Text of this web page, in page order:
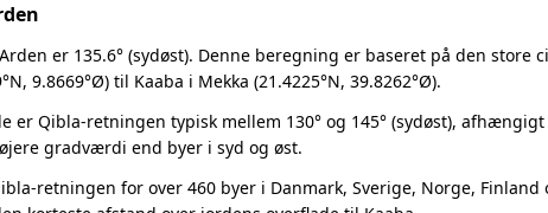
er 135.6° (sydøst). Denne beregning er baseret på den store
9.8669°Ø) til Kaaba i Mekka (21.4225°N, 39.8262°Ø).
er Qibla-retningen typisk mellem 130° og 145° (sydøst),
gradværdi end byer i syd og øst.
retningen for over 460 byer i Danmark, Sverige, Norge,